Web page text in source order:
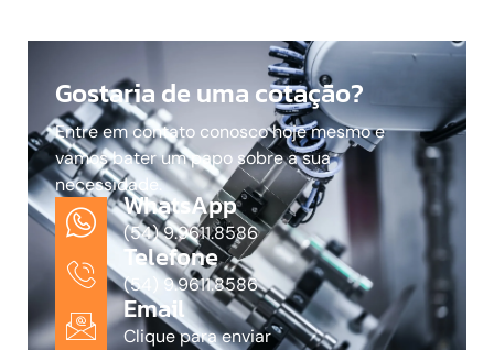
Gostaria de uma cotação?
Entre em contato conosco hoje mesmo e
vamos bater um papo sobre a sua
necessidade.
WhatsApp
(54) 9.9611.8586
Telefone
(54) 9.9611.8586
Email
Clique para enviar